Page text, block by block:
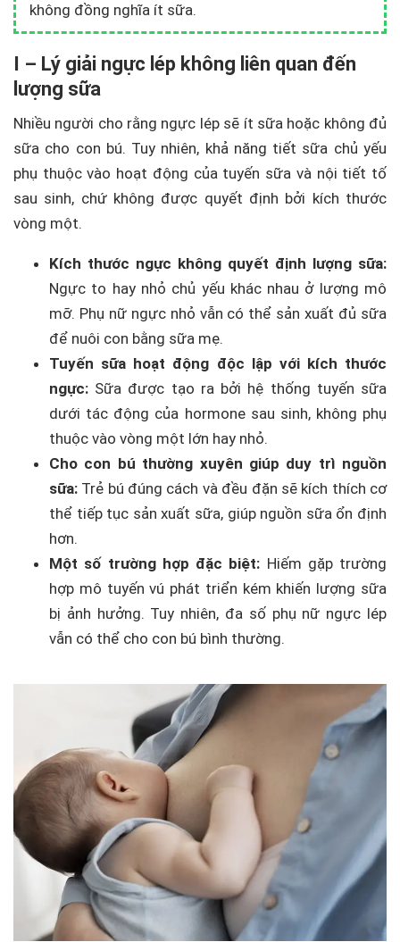
không đồng nghĩa ít sữa.
I – Lý giải ngực lép không liên quan đến
lượng sữa
Nhiều người cho rằng ngực lép sẽ ít sữa hoặc không đủ
sữa cho con bú. Tuy nhiên, khả năng tiết sữa chủ yếu
phụ thuộc vào hoạt động của tuyến sữa và nội tiết tố
sau sinh, chứ không được quyết định bởi kích thước
vòng một.
Kích thước ngực không quyết định lượng sữa:
Ngực to hay nhỏ chủ yếu khác nhau ở lượng mô
mỡ. Phụ nữ ngực nhỏ vẫn có thể sản xuất đủ sữa
để nuôi con bằng sữa mẹ.
Tuyến sữa hoạt động độc lập với kích thước
ngực: Sữa được tạo ra bởi hệ thống tuyến sữa
dưới tác động của hormone sau sinh, không phụ
thuộc vào vòng một lớn hay nhỏ.
Cho con bú thường xuyên giúp duy trì nguồn
sữa: Trẻ bú đúng cách và đều đặn sẽ kích thích cơ
thể tiếp tục sản xuất sữa, giúp nguồn sữa ổn định
hơn.
Một số trường hợp đặc biệt: Hiếm gặp trường
hợp mô tuyến vú phát triển kém khiến lượng sữa
bị ảnh hưởng. Tuy nhiên, đa số phụ nữ ngực lép
vẫn có thể cho con bú bình thường.